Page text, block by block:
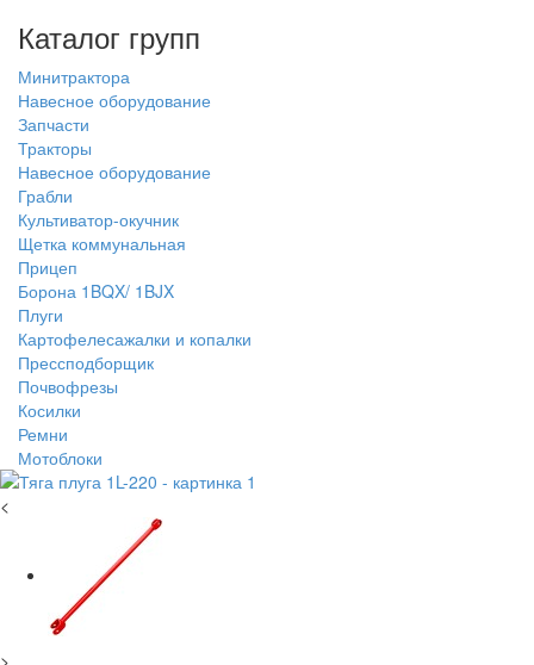
Каталог групп
Минитрактора
Навесное оборудование
Запчасти
Тракторы
Навесное оборудование
Грабли
Культиватор-окучник
Щетка коммунальная
Прицеп
Борона 1BQX/ 1BJX
Плуги
Картофелесажалки и копалки
Прессподборщик
Почвофрезы
Косилки
Ремни
Мотоблоки
<